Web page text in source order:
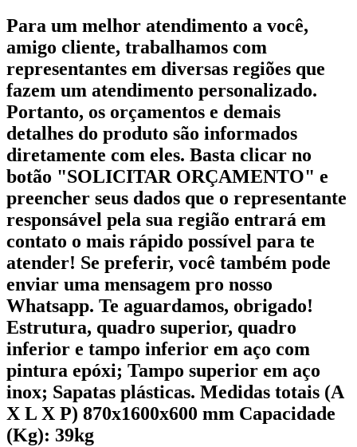
Para um melhor atendimento a você,
amigo cliente, trabalhamos com
representantes em diversas regiões que
fazem um atendimento personalizado.
Portanto, os orçamentos e demais
detalhes do produto são informados
diretamente com eles. Basta clicar no
botão "SOLICITAR ORÇAMENTO" e
preencher seus dados que o representante
responsável pela sua região entrará em
contato o mais rápido possível para te
atender! Se preferir, você também pode
enviar uma mensagem pro nosso
Whatsapp. Te aguardamos, obrigado!
Estrutura, quadro superior, quadro
inferior e tampo inferior em aço com
pintura epóxi; Tampo superior em aço
inox; Sapatas plásticas. Medidas totais (A
X L X P) 870x1600x600 mm Capacidade
(Kg): 39kg